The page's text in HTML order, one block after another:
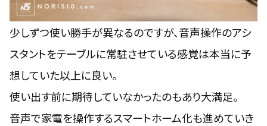
少しずつ使い勝手が異なるのですが、音声操作のアシ
スタントをテーブルに常駐させている感覚は本当に予
想していた以上に良い。
使い出す前に期待していなかったのもあり大満足。
音声で家電を操作するスマートホーム化も進めていき